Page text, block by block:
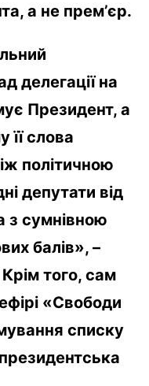
а не прем’єр.
делегації на
Президент, а
її слова
політичною
депутати від
з сумнівною
балів», –
Крім того, сам
«Свободи
списку